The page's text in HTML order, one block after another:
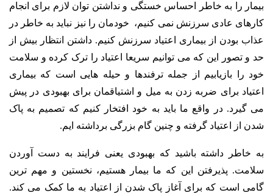
بیمار را به خاطر احساس خستگی و نداشتن توان لازم برای انجام
کارهای عادی سرزنش نمی کنیم، خودمان را نیز نباید به خاطر در
عذاب بودن از بیماری اعتیاد سرزنش کنیم. داشتن انتظار بیش از
حد و تصور این که می توانیم سریعا اعتیاد را ترک کرده و سلامت
خود را بازیابیم از جمله ترفندها و حیله هایی است که بیماری
اعتیاد برای ضربه زدن به میل و اشتیاقمان برای بهبودی در پیش
می گیرد. در واقع ما باید به خود افتخار کنیم که تصمیم به پاک
شدن از اعتیاد گرفته و چنین گام بزرگی برداشته ایم.
به خاطر داشته باشید که بهبودی یعنی فرایند به دست آوردن
سلامت. پذیرفتن این که ما بیمار هستیم، نخستین و مهم ترین
گامی است که برای آغاز پاک شدن از اعتیاد به ما کمک می کند.